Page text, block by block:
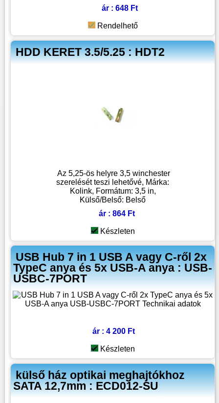
ár : 648 Ft
Rendelhető
HDD KERET 3.5/5.25 : HDT2
Az 5,25-ös helyre 3,5 winchester
szerelését teszi lehetővé, Márka:
Kolink, Formátum: 3,5 in,
Külső/Belső: Belső
ár : 864 Ft
Készleten
USB Hub 7 in 1 USB A vagy C-ről 2x
TypeC anya és 5x USB-A anya : USB-
USBC-7PORT
ár : 4 200 Ft
Készleten
külső ház optikai meghajtókhoz
SATA 12,7mm : ECD012-SU